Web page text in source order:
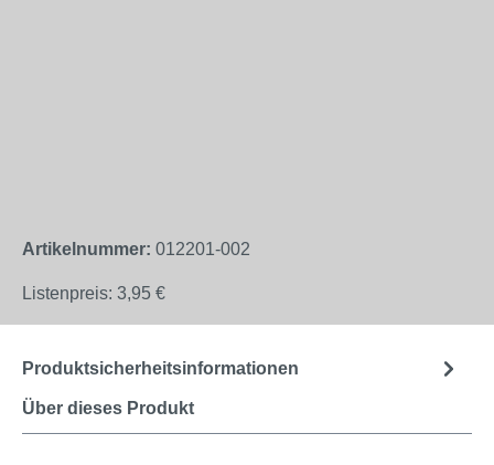
Artikelnummer: 012201-002
Listenpreis: 3,95 €
Über dieses Produkt
Produktsicherheitsinformationen